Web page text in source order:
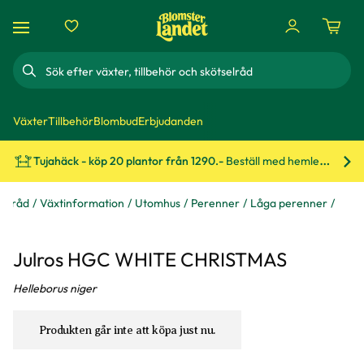
Sök
VäxterTillbehörBlombudErbjudanden
Tujahäck - köp 20 plantor från 1290.- Beställ med hemleverans!
& råd Växtinformation Utomhus Perenner Låga perenner
Julros HGC WHITE CHRISTMAS
Helleborus niger
Produkten går inte att köpa just nu.